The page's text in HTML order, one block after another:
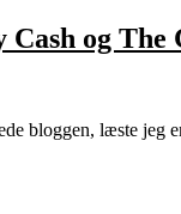
Cash og
bloggen, læste jeg